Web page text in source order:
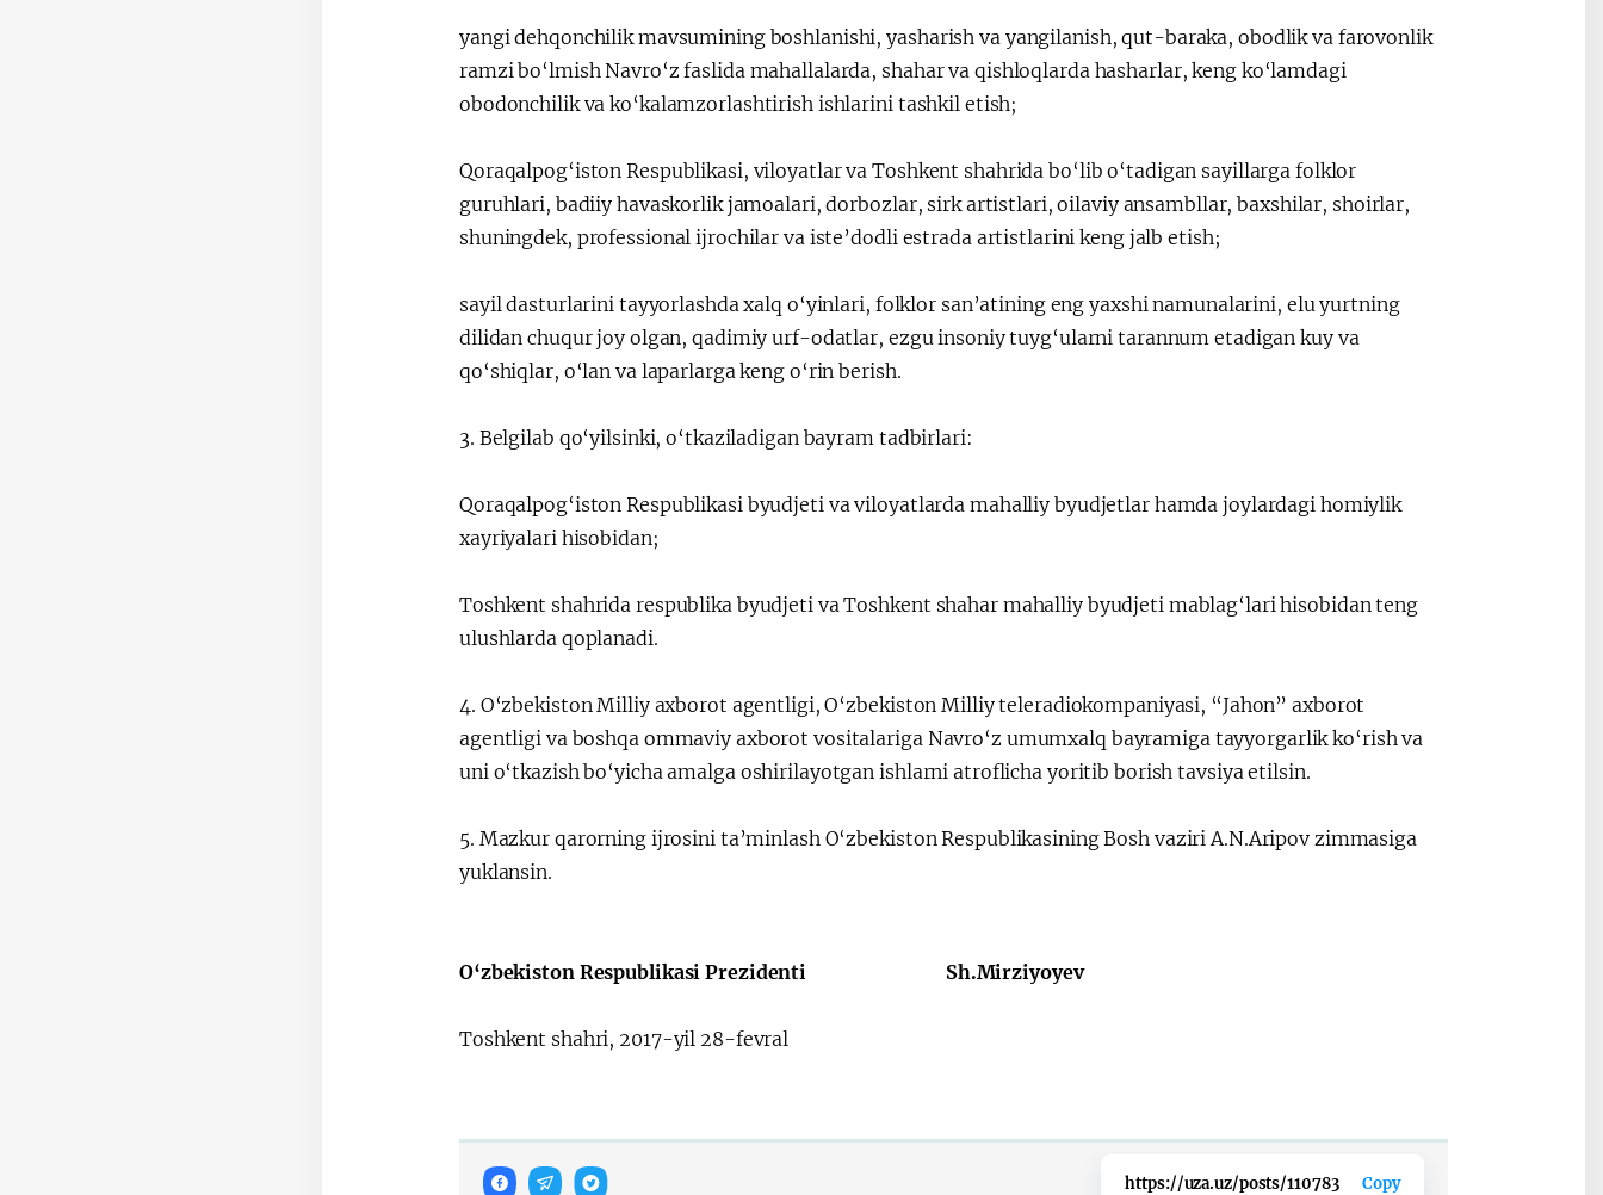
yangi dehqonchilik mavsumining boshlanishi, yasharish va yangilanish, qut-baraka, obodlik va farovonlik
ramzi bo‘lmish Navro‘z faslida mahallalarda, shahar va qishloqlarda hasharlar, keng ko‘lamdagi
obodonchilik va ko‘kalamzorlashtirish ishlarini tashkil etish;
Qoraqalpog‘iston Respublikasi, viloyatlar va Toshkent shahrida bo‘lib o‘tadigan sayillarga folklor
guruhlari, badiiy havaskorlik jamoalari, dorbozlar, sirk artistlari, oilaviy ansambllar, baxshilar, shoirlar,
shuningdek, professional ijrochilar va iste’dodli estrada artistlarini keng jalb etish;
sayil dasturlarini tayyorlashda xalq o‘yinlari, folklor san’atining eng yaxshi namunalarini, elu yurtning
dilidan chuqur joy olgan, qadimiy urf-odatlar, ezgu insoniy tuyg‘ularni tarannum etadigan kuy va
qo‘shiqlar, o‘lan va laparlarga keng o‘rin berish.
3. Belgilab qo‘yilsinki, o‘tkaziladigan bayram tadbirlari:
Qoraqalpog‘iston Respublikasi byudjeti va viloyatlarda mahalliy byudjetlar hamda joylardagi homiylik
xayriyalari hisobidan;
Toshkent shahrida respublika byudjeti va Toshkent shahar mahalliy byudjeti mablag‘lari hisobidan teng
ulushlarda qoplanadi.
4. O‘zbekiston Milliy axborot agentligi, O‘zbekiston Milliy teleradiokompaniyasi, “Jahon” axborot
agentligi va boshqa ommaviy axborot vositalariga Navro‘z umumxalq bayramiga tayyorgarlik ko‘rish va
uni o‘tkazish bo‘yicha amalga oshirilayotgan ishlarni atroflicha yoritib borish tavsiya etilsin.
5. Mazkur qarorning ijrosini ta’minlash O‘zbekiston Respublikasining Bosh vaziri A.N.Aripov zimmasiga
yuklansin.
O‘zbekiston Respublikasi Prezidenti Sh.Mirziyoyev
Toshkent shahri, 2017-yil 28-fevral
https://uza.uz/posts/110783 Copy